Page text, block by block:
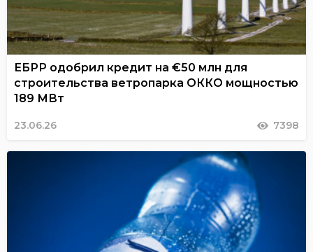
ЕБРР одобрил кредит на €50 млн для
строительства ветропарка ОККО мощностью
189 МВт
23.06.26 7398